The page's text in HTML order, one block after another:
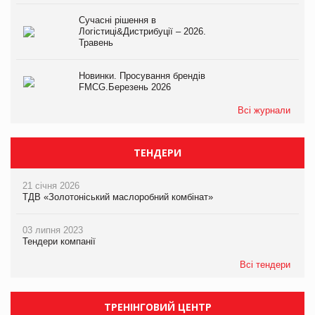
Сучасні рішення в
Логістиці&Дистрибуції – 2026.
Травень
Новинки. Просування брендів
FMCG.Березень 2026
Всі журнали
ТЕНДЕРИ
21 січня 2026
ТДВ «Золотоніський маслоробний комбінат»
03 липня 2023
Тендери компанії
Всі тендери
ТРЕНІНГОВИЙ ЦЕНТР